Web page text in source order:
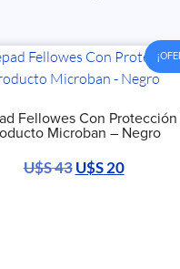
Fellowes Con
Microban – Negro
U$S43 U$S20